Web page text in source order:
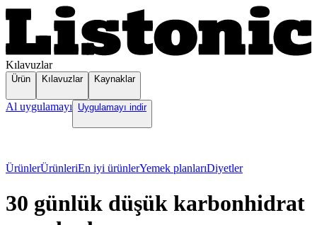
Kılavuzlar
Ürün Kılavuzlar Kaynaklar
Al uygulamayı Uygulamayı indir
ÜrünlerÜrünleriEn iyi ürünlerYemek planlarıDiyetler
30 günlük düşük karbonhidrat